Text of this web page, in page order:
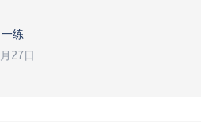
练
27日